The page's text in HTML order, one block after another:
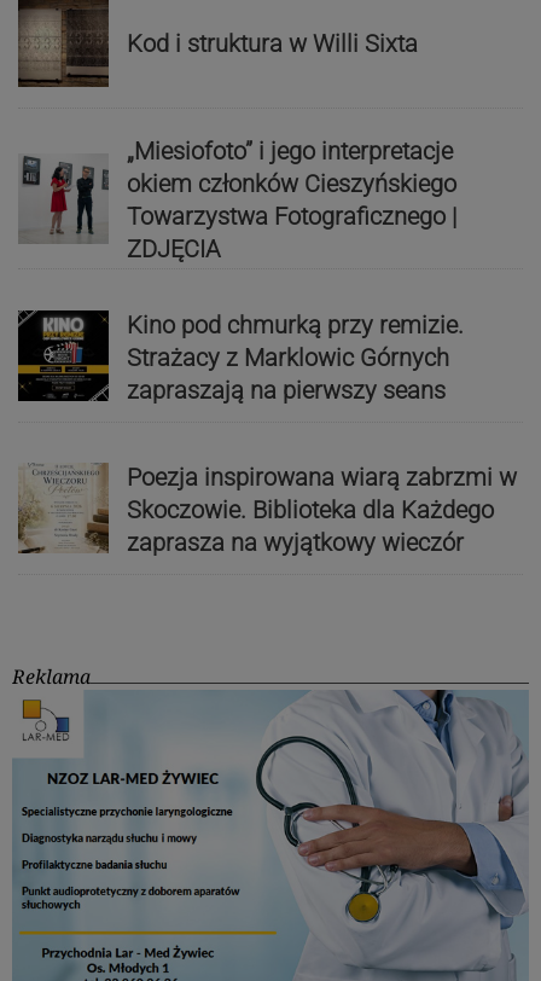
Kod i struktura w Willi Sixta
„Miesiofoto” i jego interpretacje
okiem członków Cieszyńskiego
Towarzystwa Fotograficznego |
ZDJĘCIA
Kino pod chmurką przy remizie.
Strażacy z Marklowic Górnych
zapraszają na pierwszy seans
Poezja inspirowana wiarą zabrzmi w
Skoczowie. Biblioteka dla Każdego
zaprasza na wyjątkowy wieczór
Reklama